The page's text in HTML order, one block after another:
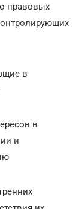
правовых
в
в
и